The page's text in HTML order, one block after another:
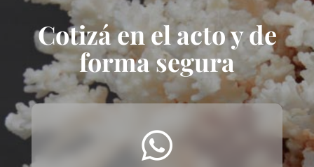
Cotizá en el acto y de
forma segura
